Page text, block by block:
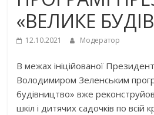
«ВЕЛИКЕ
12.10.2021 Модератор
В межах ініційованої
Володимиром Зеленським
будівництво» вже
шкіл і дитячих садочків по всій